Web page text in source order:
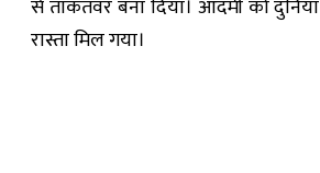
से ताकतवर बना दिया। आदमी को
रास्ता मिल गया।